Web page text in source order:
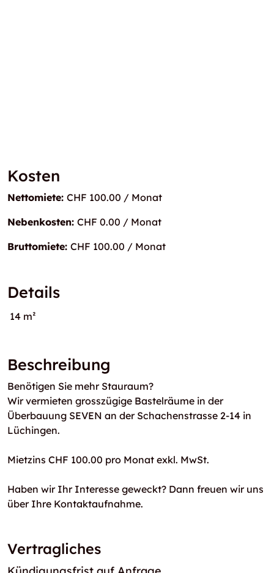
Kosten
Nettomiete: CHF 100.00 / Monat
Nebenkosten: CHF 0.00 / Monat
Bruttomiete: CHF 100.00 / Monat
Details
14 m²
Beschreibung
Benötigen Sie mehr Stauraum?
Wir vermieten grosszügige Bastelräume in der
Überbauung SEVEN an der Schachenstrasse 2-14 in
Lüchingen.
Mietzins CHF 100.00 pro Monat exkl. MwSt.
Haben wir Ihr Interesse geweckt? Dann freuen wir uns
über Ihre Kontaktaufnahme.
Vertragliches